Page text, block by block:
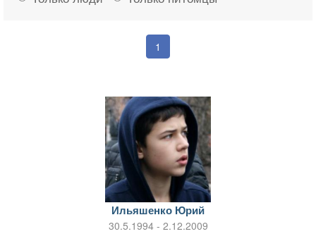
1
Ильяшенко Юрий
30.5.1994 - 2.12.2009